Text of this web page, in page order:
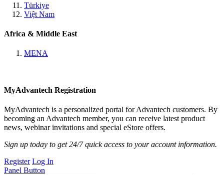
Türkiye
Việt Nam
Africa & Middle East
MENA
MyAdvantech Registration
MyAdvantech is a personalized portal for Advantech customers. By
becoming an Advantech member, you can receive latest product
news, webinar invitations and special eStore offers.
Sign up today to get 24/7 quick access to your account information.
Register Log In
Panel Button